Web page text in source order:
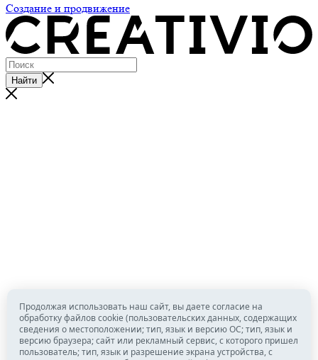
Создание и продвижение
Найти
Продолжая использовать наш сайт, вы даете согласие на
обработку файлов cookie (пользовательских данных, содержащих
сведения о местоположении; тип, язык и версию ОС; тип, язык и
версию браузера; сайт или рекламный сервис, с которого пришел
пользователь; тип, язык и разрешение экрана устройства, с